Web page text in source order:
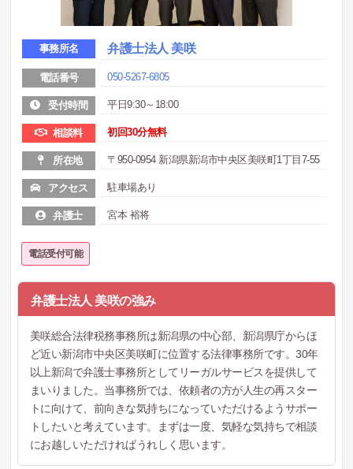
事務所名 弁護士法人 美咲
電話番号 050-5267-6805
受付時間 平日9:30～18:00
相談料 初回30分無料
所在地 〒950-0954 新潟県新潟市中央区美咲町1丁目7-55
アクセス 駐車場あり
弁護士 宮本 裕将
電話受付可能
弁護士法人 美咲の強み
美咲総合法律税務事務所は新潟県の中心部、新潟県庁からほ
ど近い新潟市中央区美咲町に位置する法律事務所です。30年
以上新潟で弁護士事務所としてリーガルサービスを提供して
まいりました。当事務所では、依頼者の方が人生の再スター
トに向けて、前向きな気持ちになっていただけるようサポー
トしたいと考えています。まずは一度、気軽な気持ちで相談
にお越しいただければうれしく思います。